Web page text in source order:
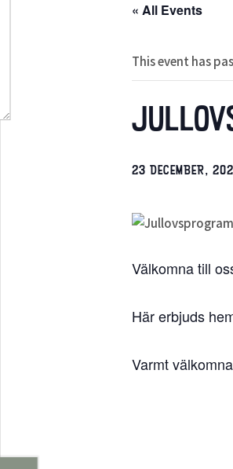
« All Events
This event has
23 DECEMBER,
Välkomna till
Här erbjuds
Varmt